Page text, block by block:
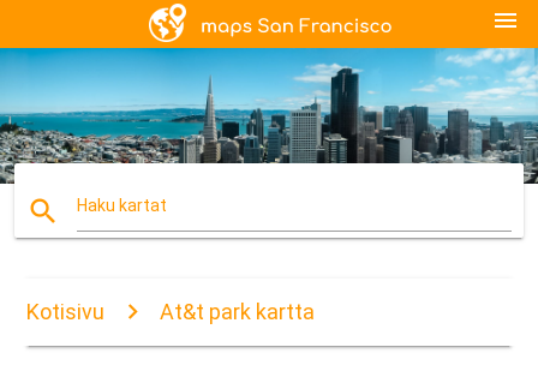
menu
search Haku kartat
Kotisivu At&t park kartta